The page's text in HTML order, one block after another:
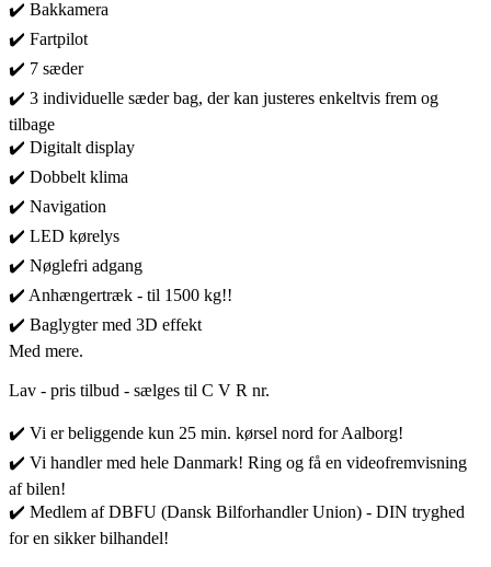
✔️ Bakkamera
✔️ Fartpilot
✔️ 7 sæder
✔️ 3 individuelle sæder bag, der kan justeres enkeltvis frem og
tilbage
✔️ Digitalt display
✔️ Dobbelt klima
✔️ Navigation
✔️ LED kørelys
✔️ Nøglefri adgang
✔️ Anhængertræk - til 1500 kg!!
✔️ Baglygter med 3D effekt
Med mere.
Lav - pris tilbud - sælges til C V R nr.
✔️ Vi er beliggende kun 25 min. kørsel nord for Aalborg!
✔️ Vi handler med hele Danmark! Ring og få en videofremvisning
af bilen!
✔️ Medlem af DBFU (Dansk Bilforhandler Union) - DIN tryghed
for en sikker bilhandel!